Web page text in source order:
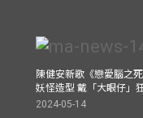
陳健安新歌《戀愛腦之
妖怪造型 戴「大眼仔」
2024-05-14